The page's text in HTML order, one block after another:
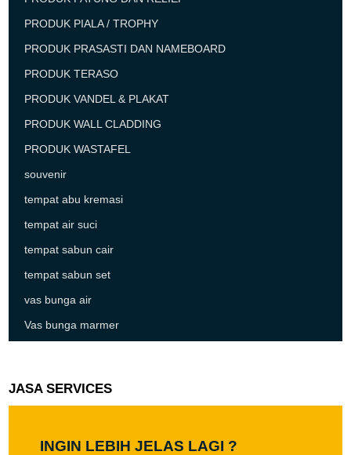
PRODUK PIALA / TROPHY
PRODUK PRASASTI DAN NAMEBOARD
PRODUK TERASO
PRODUK VANDEL & PLAKAT
PRODUK WALL CLADDING
PRODUK WASTAFEL
souvenir
tempat abu kremasi
tempat air suci
tempat sabun cair
tempat sabun set
vas bunga air
Vas bunga marmer
JASA SERVICES
INGIN LEBIH JELAS LAGI ?